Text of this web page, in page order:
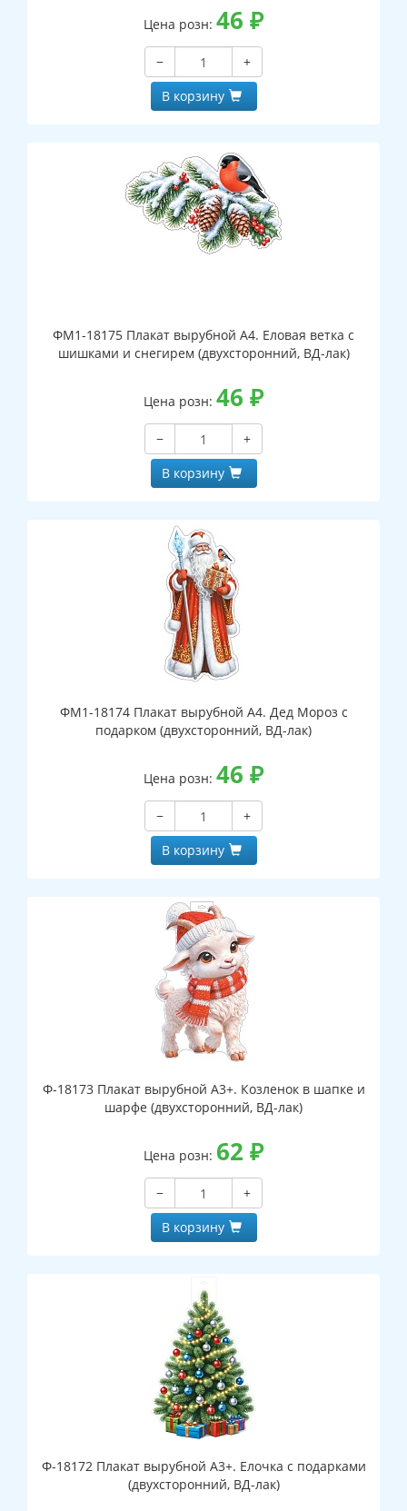
Цена розн: 46 ₽
−
+
В корзину
ФМ1-18175 Плакат вырубной А4. Еловая ветка с
шишками и снегирем (двухсторонний, ВД-лак)
Цена розн: 46 ₽
−
+
В корзину
ФМ1-18174 Плакат вырубной А4. Дед Мороз с
подарком (двухсторонний, ВД-лак)
Цена розн: 46 ₽
−
+
В корзину
Ф-18173 Плакат вырубной А3+. Козленок в шапке и
шарфе (двухсторонний, ВД-лак)
Цена розн: 62 ₽
−
+
В корзину
Ф-18172 Плакат вырубной А3+. Елочка с подарками
(двухсторонний, ВД-лак)